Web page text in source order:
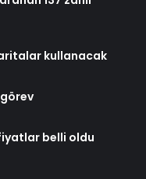
kullanacak
görev
belli oldu